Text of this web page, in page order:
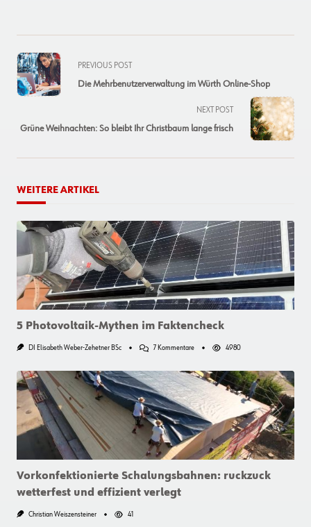
<span
class="nav-
subtitle
reader-
PREVIOUS POST
Die Mehrbenutzerverwaltung im Würth Online-Shop
NEXT POST
Grüne Weihnachten: So bleibt Ihr Christbaum lange frisch
WEITERE ARTIKEL
5 Photovoltaik-Mythen im Faktencheck
DI Elisabeth Weber-Zehetner BSc 7 KommentareZu
Mythen
Faktencheck
4980
Vorkonfektionierte Schalungsbahnen: ruckzuck
wetterfest und effizient verlegt
Christian Weiszensteiner 41